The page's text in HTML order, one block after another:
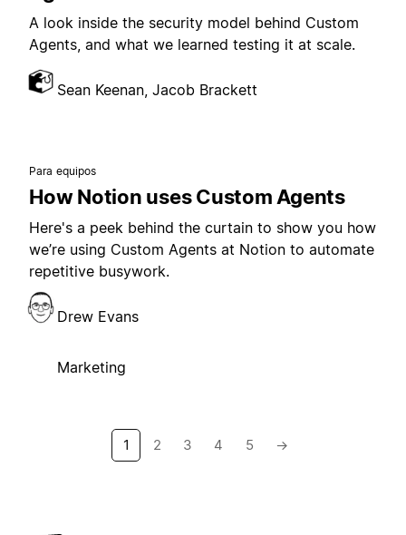
A look inside the security model behind Custom
Agents, and what we learned testing it at scale.
Sean Keenan, Jacob Brackett
Para equipos
How Notion uses Custom Agents
Here's a peek behind the curtain to show you how
we’re using Custom Agents at Notion to automate
repetitive busywork.
Drew Evans
Marketing
1 2 3 4 5 →